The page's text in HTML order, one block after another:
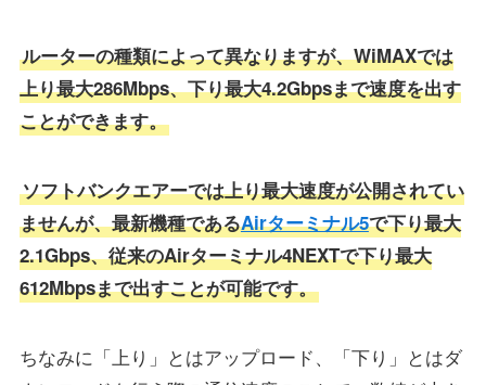
ルーターの種類によって異なりますが、WiMAXでは
上り最大286Mbps、下り最大4.2Gbpsまで速度を出す
ことができます。
ソフトバンクエアーでは上り最大速度が公開されてい
ませんが、最新機種であるAirターミナル5で下り最大
2.1Gbps、従来のAirターミナル4NEXTで下り最大
612Mbpsまで出すことが可能です。
ちなみに「上り」とはアップロード、「下り」とはダ